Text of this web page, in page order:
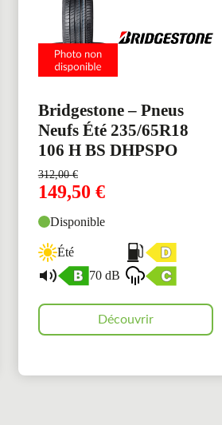
Bridgestone – Pneus
Neufs Été 235/65R18
106 H BS DHPSPO
312,00€
149,50 €
Disponible
Été
70 dB
Découvrir